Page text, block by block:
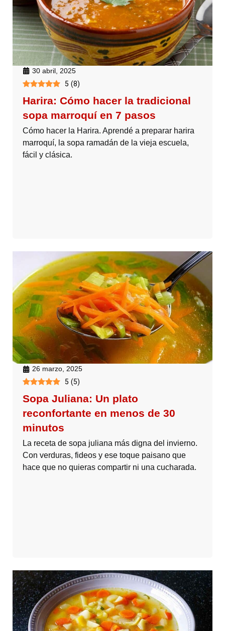
30 abril, 2025
5 (8)
Harira: Cómo hacer la tradicional
sopa marroquí en 7 pasos
Cómo hacer la Harira. Aprendé a preparar harira
marroquí, la sopa ramadán de la vieja escuela,
fácil y clásica.
26 marzo, 2025
5 (5)
Sopa Juliana: Un plato
reconfortante en menos de 30
minutos
La receta de sopa juliana más digna del invierno.
Con verduras, fideos y ese toque paisano que
hace que no quieras compartir ni una cucharada.